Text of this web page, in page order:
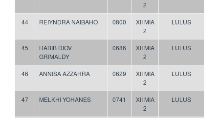
2
44 REIYNDRA NAIBAHO 0800
XII MIA
2
LULUS
45
HABIB DIOV
GRIMALDY
0686
XII MIA
2
LULUS
46 ANNISA AZZAHRA 0629
XII MIA
2
LULUS
47 MELKHI YOHANES 0741
XII MIA
2
LULUS